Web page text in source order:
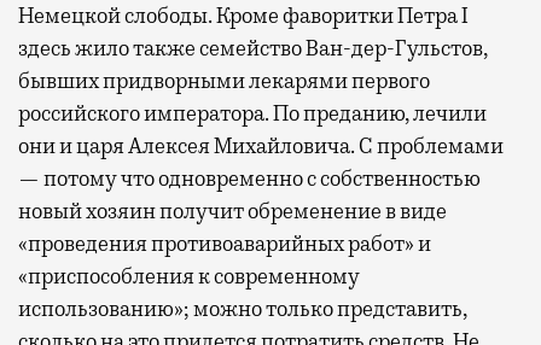
Немецкой слободы. Кроме фаворитки Петра I
здесь жило также семейство Ван-дер-Гульстов,
бывших придворными лекарями первого
российского императора. По преданию, лечили
они и царя Алексея Михайловича. С проблемами
— потому что одновременно с собственностью
новый хозяин получит обременение в виде
«проведения противоаварийных работ» и
«приспособления к современному
использованию»; можно только представить,